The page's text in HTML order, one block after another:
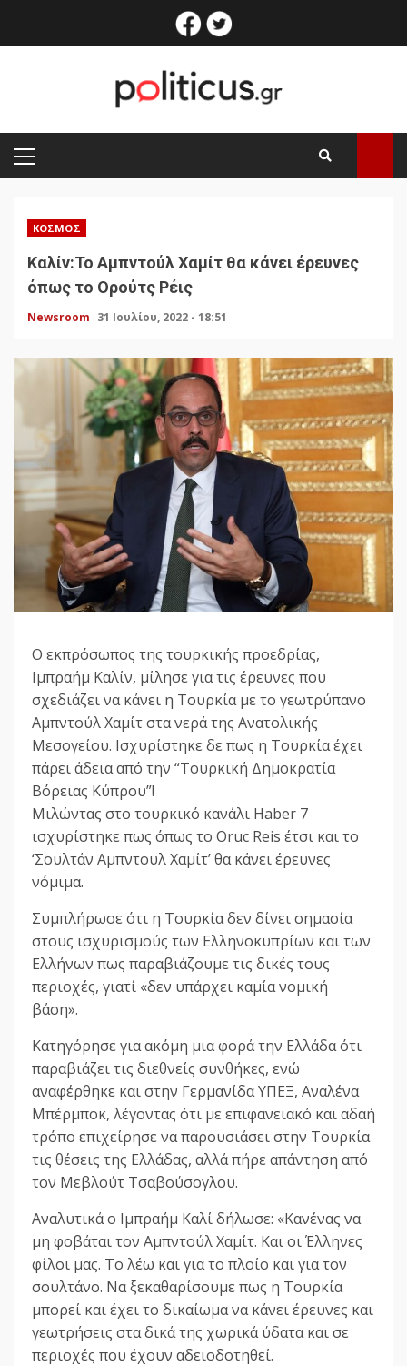
facebook
PRIMARY
MENU
ΚΌΣΜΟΣ
Καλίν:Το Αμπντούλ Χαμίτ θα κάνει έρευνες
όπως το Ορούτς Ρέις
Newsroom 31 Ιουλίου, 2022 - 18:51
Ο εκπρόσωπος της τουρκικής προεδρίας,
Ιμπραήμ Καλίν, μίλησε για τις έρευνες που
σχεδιάζει να κάνει η Τουρκία με το γεωτρύπανο
Αμπντούλ Χαμίτ στα νερά της Ανατολικής
Μεσογείου. Ισχυρίστηκε δε πως η Τουρκία έχει
πάρει άδεια από την “Τουρκική Δημοκρατία
Βόρειας Κύπρου”!
Μιλώντας στο τουρκικό κανάλι Haber 7
ισχυρίστηκε πως όπως το Oruc Reis έτσι και το
‘Σουλτάν Αμπντουλ Χαμίτ’ θα κάνει έρευνες
νόμιμα.
Συμπλήρωσε ότι η Τουρκία δεν δίνει σημασία
στους ισχυρισμούς των Ελληνοκυπρίων και των
Ελλήνων πως παραβιάζουμε τις δικές τους
περιοχές, γιατί «δεν υπάρχει καμία νομική
βάση».
Κατηγόρησε για ακόμη μια φορά την Ελλάδα ότι
παραβιάζει τις διεθνείς συνθήκες, ενώ
αναφέρθηκε και στην Γερμανίδα ΥΠΕΞ, Αναλένα
Μπέρμποκ, λέγοντας ότι με επιφανειακό και αδαή
τρόπο επιχείρησε να παρουσιάσει στην Τουρκία
τις θέσεις της Ελλάδας, αλλά πήρε απάντηση από
τον Μεβλούτ Τσαβούσογλου.
Αναλυτικά ο Ιμπραήμ Καλί δήλωσε: «Κανένας να
μη φοβάται τον Αμπντούλ Χαμίτ. Και οι Έλληνες
φίλοι μας. Το λέω και για το πλοίο και για τον
σουλτάνο. Να ξεκαθαρίσουμε πως η Τουρκία
μπορεί και έχει το δικαίωμα να κάνει έρευνες και
γεωτρήσεις στα δικά της χωρικά ύδατα και σε
περιοχές που έχουν αδειοδοτηθεί.